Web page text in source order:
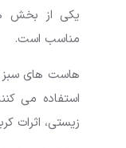
یکی از بخش
مناسب است.
استفاده می
زیستی، اثرات